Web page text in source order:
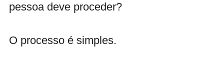
pessoa deve proceder?
O processo é simples.